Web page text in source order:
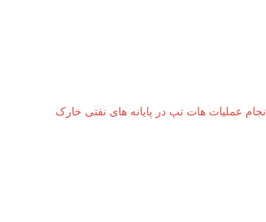
انجام عملیات هات تپ در پایانه های نفتی خارک